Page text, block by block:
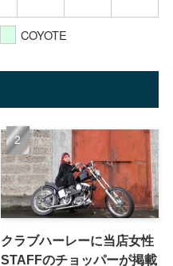
COYOTE
クラブハーレーに当店女性
STAFFのチョッパーが掲載